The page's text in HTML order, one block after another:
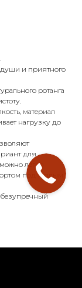
души и приятного
ротанга
материал
нагрузку до
для
легко
под теплым
безупречный